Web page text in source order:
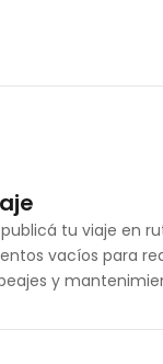
tu viaje en
vacíos para
y